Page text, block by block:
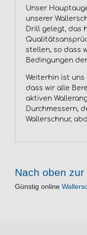
Unser
unserer
Drill gelegt, das
stellen, so dass
Bedingungen
Weiterhin ist uns
dass wir alle
aktiven
Durchmessern,
Wallerschnur,
Nach oben
Günstig online